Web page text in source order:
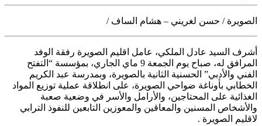
الصويرة / حسن لغريني – هشام الساف /
أشرف السيد عادل الملكي، عامل اقليم الصويرة رفقة الوفد
المرافق له، صباح يوم
الجمعة 9 ماي الجاري، بمؤسسة “التفتح
الفني والأدبي” الحسنية الثانية بالصويرة، وبمدرسة عبد الكريم
الخطابي بأوناغة ضواحي الصويرة، على انطلاقة عملية توزيع المواد
الغذائية على المحتاجين، والأرامل والأسر في وضعية صعبة
والأشخاص المسنين والمعاقين والمعوزين التابعين للنفوذ الترابي
لاقليم الصويرة .